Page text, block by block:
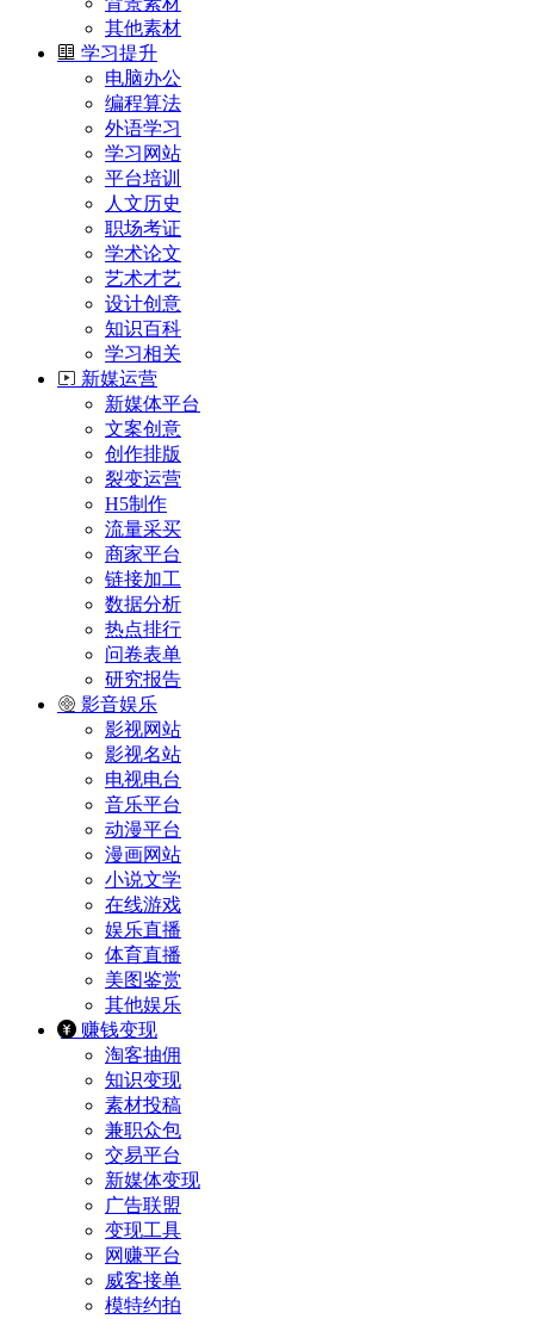
其他素材
学习提升
电脑办公
编程算法
外语学习
学习网站
平台培训
人文历史
职场考证
学术论文
艺术才艺
设计创意
知识百科
学习相关
新媒运营
新媒体平台
文案创意
创作排版
裂变运营
H5制作
流量采买
商家平台
链接加工
数据分析
热点排行
问卷表单
研究报告
影音娱乐
影视网站
影视名站
电视电台
音乐平台
动漫平台
漫画网站
小说文学
在线游戏
娱乐直播
体育直播
美图鉴赏
其他娱乐
赚钱变现
淘客抽佣
知识变现
素材投稿
兼职众包
交易平台
新媒体变现
广告联盟
变现工具
网赚平台
威客接单
模特约拍